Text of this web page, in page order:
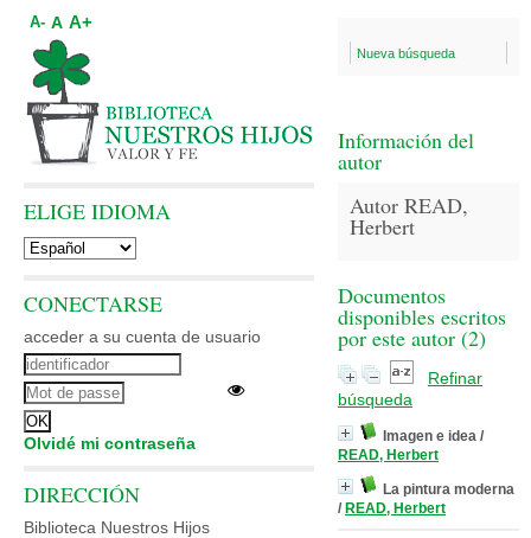
Nueva búsqueda
Información del
autor
Autor READ,
Herbert
Documentos
disponibles escritos
por este autor (2)
Refinar
búsqueda
Imagen e idea /
READ, Herbert
La pintura moderna
/ READ, Herbert
A- A A+
ELIGE IDIOMA
CONECTARSE
acceder a su cuenta de usuario
Olvidé mi contraseña
DIRECCIÓN
Biblioteca Nuestros Hijos